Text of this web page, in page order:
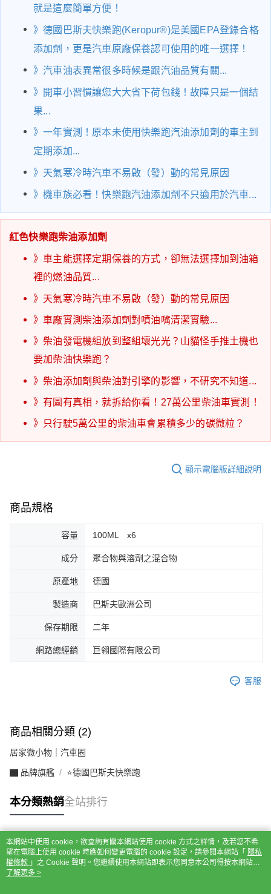
就是這麼簡單方便！
》德國巴斯夫快樂跑(Keropur®)是美國EPA登錄合格
添加劑，更是汽車原廠保養認可使用的唯一選擇！
》 汽車油表異常很多時候是跟汽油品質有關...
》 開車小習慣讓您大大省下荷包錢！故障只是一個結
果...
》一年實測！原本未使用快樂跑汽油添加劑的車主到
定期添加...
》 天氣寒冷時汽車不易啟（發）動的常見原因
》機車族必看！快樂跑汽油添加劑不只適用於汽車...
紅色快樂跑柴油添加劑
》 車主能選擇定期保養的方式，卻無法選擇加到油箱
裡的燃油品質...
》 天氣寒冷時汽車不易啟（發）動的常見原因
》 車廠實測柴油添加劑對噴油嘴清潔實驗...
》柴油發電機組放到整組壞光光？山貓怪手推土機也
要加柴油快樂跑？
》柴油添加劑與柴油對引擎的影響，不研究不知道...
》 有圖有真相，就拆給你看！27萬公里柴油車實測！
》 只行駛5萬公里的柴油車會累積多少的碳微粒？
顯示電腦版詳細說明
商品規格
容量 100ML x6
成分 聚合物與溶劑之混合物
原產地 德國
製造商 巴斯夫歐洲公司
保存期限 二年
網路總經銷 巨翎國際有限公司
客服
商品相關分類 (2)
居家微小物｜汽車圈
▇ 品牌旗艦 ⭐德國巴斯夫快樂跑
本分類熱銷全站排行
熱門標籤
本網站中使用 cookie，欲查詢有關本網站使用 cookie 方式之詳情，及若您不希
望在電腦上使用 cookie 時應如何變更電腦的 cookie 設定，請參閱本網站「 隱私
權條款 」之 Cookie 聲明。您繼續使用本網站即表示您同意本公司得按本網站使
用條款之 Cookie 聲明使用 cookie。
了解更多 >